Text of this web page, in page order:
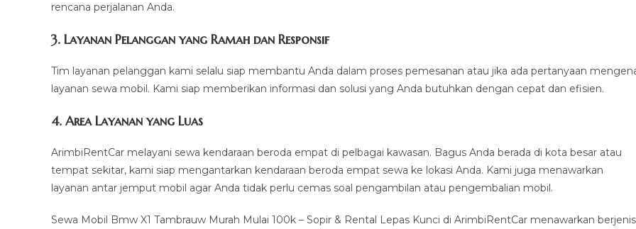
rencana perjalanan Anda.
3. Layanan Pelanggan yang Ramah dan Responsif
Tim layanan pelanggan kami selalu siap membantu Anda dalam proses pemesanan atau jika ada pertanyaan
layanan sewa mobil. Kami siap memberikan informasi dan solusi yang Anda butuhkan dengan cepat dan efisien.
4. Area Layanan yang Luas
ArimbiRentCar melayani sewa kendaraan beroda empat di pelbagai kawasan. Bagus Anda berada di kota besar atau
tempat sekitar, kami siap mengantarkan kendaraan beroda empat sewa ke lokasi Anda. Kami juga menawarkan
layanan antar jemput mobil agar Anda tidak perlu cemas soal pengambilan atau pengembalian mobil.
Sewa Mobil Bmw X1 Tambrauw Murah Mulai 100k – Sopir & Rental Lepas Kunci di ArimbiRentCar menawarkan